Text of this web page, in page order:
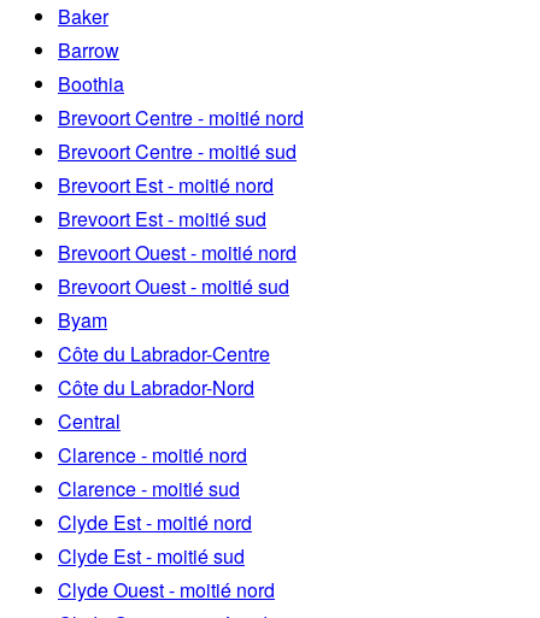
Baker
Barrow
Boothia
Brevoort Centre - moitié nord
Brevoort Centre - moitié sud
Brevoort Est - moitié nord
Brevoort Est - moitié sud
Brevoort Ouest - moitié nord
Brevoort Ouest - moitié sud
Byam
Côte du Labrador-Centre
Côte du Labrador-Nord
Central
Clarence - moitié nord
Clarence - moitié sud
Clyde Est - moitié nord
Clyde Est - moitié sud
Clyde Ouest - moitié nord